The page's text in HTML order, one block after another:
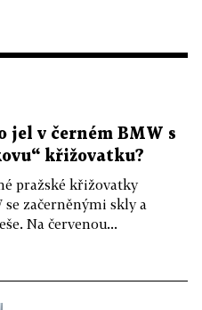
jel v černém BMW s
křižovatku?
pražské křižovatky
začerněnými skly a
Na červenou...